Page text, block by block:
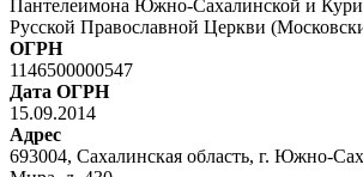
Пантелеимона Южно-Сахалинской и
Русской Православной Церкви
ОГРН
1146500000547
Дата ОГРН
15.09.2014
Адрес
693004, Сахалинская область, г. Южно-